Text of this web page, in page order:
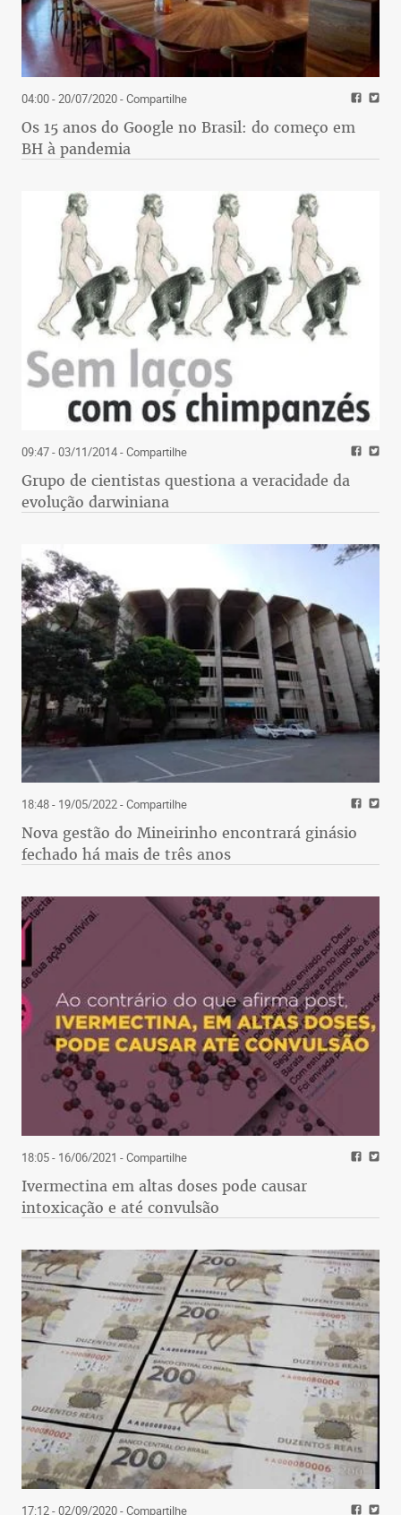
04:00 - 20/07/2020- Compartilhe
Os 15 anos do Google no Brasil: do começo em
BH à pandemia
09:47 - 03/11/2014- Compartilhe
Grupo de cientistas questiona a veracidade da
evolução darwiniana
18:48 - 19/05/2022- Compartilhe
Nova gestão do Mineirinho encontrará ginásio
fechado há mais de três anos
18:05 - 16/06/2021 - Compartilhe
Ivermectina em altas doses pode causar
intoxicação e até convulsão
17:12 - 02/09/2020- Compartilhe